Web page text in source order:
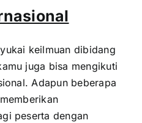
keilmuan dibidang
juga bisa mengikuti
Adapun beberapa
peserta dengan